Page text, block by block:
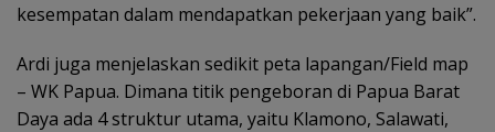
kesempatan dalam mendapatkan pekerjaan yang baik”.
Ardi juga menjelaskan sedikit peta lapangan/Field map
– WK Papua. Dimana titik pengeboran di Papua Barat
Daya ada 4 struktur utama, yaitu Klamono, Salawati,